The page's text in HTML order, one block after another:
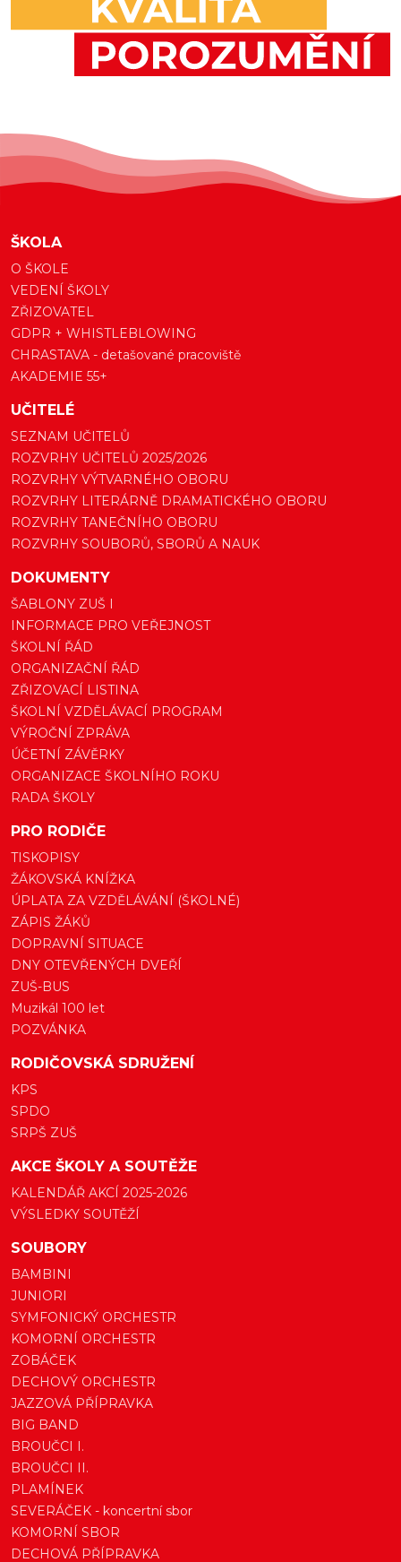
ŠKOLA
O ŠKOLE
VEDENÍ ŠKOLY
ZŘIZOVATEL
GDPR + WHISTLEBLOWING
CHRASTAVA - detašované pracoviště
AKADEMIE 55+
UČITELÉ
SEZNAM UČITELŮ
ROZVRHY UČITELŮ 2025/2026
ROZVRHY VÝTVARNÉHO OBORU
ROZVRHY LITERÁRNĚ DRAMATICKÉHO OBORU
ROZVRHY TANEČNÍHO OBORU
ROZVRHY SOUBORŮ, SBORŮ A NAUK
DOKUMENTY
ŠABLONY ZUŠ I
INFORMACE PRO VEŘEJNOST
ŠKOLNÍ ŘÁD
ORGANIZAČNÍ ŘÁD
ZŘIZOVACÍ LISTINA
ŠKOLNÍ VZDĚLÁVACÍ PROGRAM
VÝROČNÍ ZPRÁVA
ÚČETNÍ ZÁVĚRKY
ORGANIZACE ŠKOLNÍHO ROKU
RADA ŠKOLY
PRO RODIČE
TISKOPISY
ŽÁKOVSKÁ KNÍŽKA
ÚPLATA ZA VZDĚLÁVÁNÍ (ŠKOLNÉ)
ZÁPIS ŽÁKŮ
DOPRAVNÍ SITUACE
DNY OTEVŘENÝCH DVEŘÍ
ZUŠ-BUS
Muzikál 100 let
POZVÁNKA
RODIČOVSKÁ SDRUŽENÍ
KPS
SPDO
SRPŠ ZUŠ
AKCE ŠKOLY A SOUTĚŽE
KALENDÁŘ AKCÍ 2025-2026
VÝSLEDKY SOUTĚŽÍ
SOUBORY
BAMBINI
JUNIORI
SYMFONICKÝ ORCHESTR
KOMORNÍ ORCHESTR
ZOBÁČEK
DECHOVÝ ORCHESTR
JAZZOVÁ PŘÍPRAVKA
BIG BAND
BROUČCI I.
BROUČCI II.
PLAMÍNEK
SEVERÁČEK - koncertní sbor
KOMORNÍ SBOR
DECHOVÁ PŘÍPRAVKA